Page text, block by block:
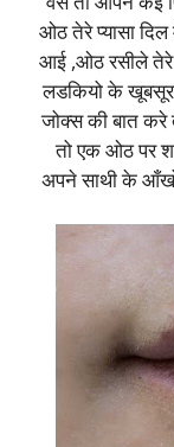
ओठ तेरे प्यासा
आई ,ओठ रसीले तेरे
लडकियो के
जोक्स की बात
तो एक ओठ पर
अपने साथी के